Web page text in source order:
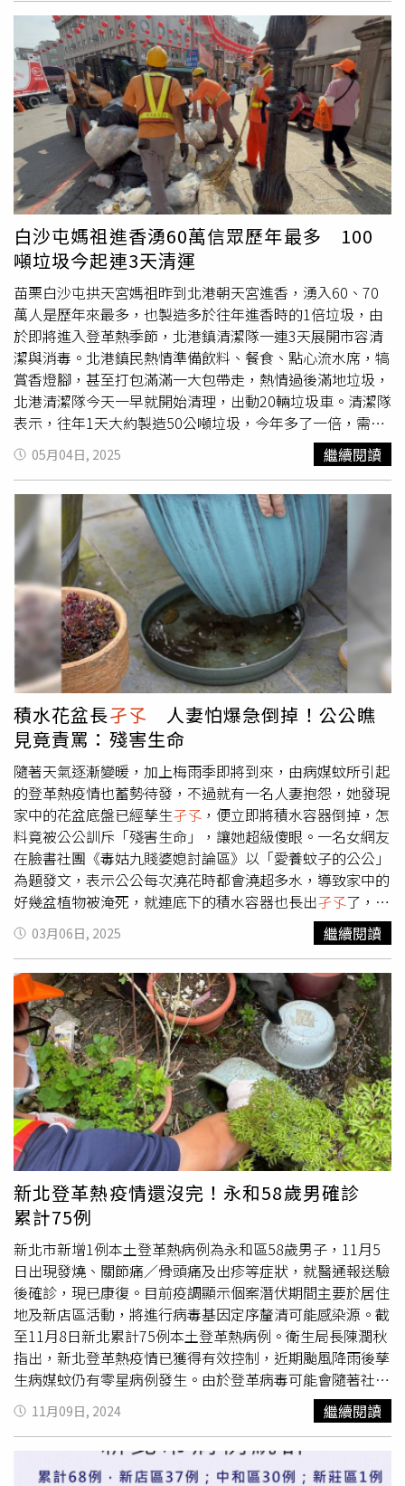
67張罰單。台南市登革熱防治中心今邀集疾病管制署南區管
制中心及國家衛生研究院專家，會同中西區區長、公所人
員、環保局同仁、里長前往西賢里聯合巡查，釐清「蚊子大
爆發」源頭，經國衛院調查禍首是鹹水家蚊，並非可傳播登
革熱病毒的埃及斑蚊或白線斑蚊。登防中心表示，家蚊與登
革熱病媒蚊斑蚊習性不同，晚上出沒叮咬的蚊子通常為熱帶
家蚊，多棲息在不流動的下水道或水溝，只要保持下水道暢
通即可防治熱帶家蚊，故定期清理溝內阻塞物並保持水流暢
通，即可大幅度減少熱帶家蚊的孳生機會。而登革熱病媒蚊
「埃及斑蚊」或「白線斑蚊」，腳上有明顯白色斑蚊俗稱
「花腳蚊」，多於白天活動，斑蚊在白天吸血，以早上9至
10時及下午4、5時為吸血高峰，斑蚊喜於乾淨積水容器及
積水處產卵，主要孳生於人工容器，包括花瓶、花盆底盤、
水桶、廢輪胎、地下室及其他各種可積水容器。國家衛生研
究院黃旌集博士解釋，鹹水家蚊幼蟲喜孳生於陽光充足的海
濱鹹水棲息地，如沿海紅樹林、沼澤和潮汐沼澤，尤其是是
被垃圾汙染的地方，包括水坑、岩池、池塘、船上的積水以
及靠近人口稠密的沿海地區一些較小的垃圾容器（如罐
子），建議該地區持續進行環境管理，雌性鹹水家蚊可整夜
叮咬，吸血高峰期在晚上7、8點間。目前全國登革熱境外移
入個案已達51例，台南有2例。市長黃偉哲強調，不論家蚊
或斑蚊，防治方式就是清除積水容器及積水處，讓蚊子無處
產卵繁殖，避免孳生孑孓。
白沙屯媽祖進香湧60萬信眾歷年最多 100
噸垃圾今起連3天清運
苗栗白沙屯拱天宮媽祖昨到北港朝天宮進香，湧入60、70
萬人是歷年來最多，也製造多於往年進香時的1倍垃圾，由
於即將進入登革熱季節，北港鎮清潔隊一連3天展開市容清
潔與消毒。北港鎮民熱情準備飲料、餐食、點心流水席，犒
賞香燈腳，甚至打包滿滿一大包帶走，熱情過後滿地垃圾，
北港清潔隊今天一早就開始清理，出動20輛垃圾車。清潔隊
表示，往年1天大約製造50公噸垃圾，今年多了一倍，需3
天才能完成清理。根據國衛院病媒蚊監測，4月17日、22日
共榮里的積水容器有病媒蚊埃及斑蚊
，東陽里24日的平
均卵數527顆，陽性率60％。北港鎮長蕭美文表示，4月底
時已針對朝天宮周邊15里進行病媒蚊消毒工作，待3天市容
清掃完成後，將會盡速展開病媒蚊清消工作。
05月04日, 2025 繼續閱讀
積水花盆長孑孓 人妻怕爆急倒掉！公公瞧
見竟責罵：殘害生命
隨著天氣逐漸變暖，加上梅雨季即將到來，由病媒蚊所引起
的登革熱疫情也蓄勢待發，不過就有一名人妻抱怨，她發現
家中的花盆底盤已經孳生孑孓 ，便立即將積水容器倒掉，怎
料竟被公公訓斥「殘害生命」，讓她超級傻眼。一名女網友
在臉書社團《毒姑九賤婆媳討論區》以「愛養蚊子的公公」
為題發文，表示公公每次澆花時都會澆超多水，導致家中的
好幾盆植物被淹死，就連底下的積水容器也長出孑孓了，
「好幾次我發現長蚊子幼蟲扭來扭去很噁心，我拿去倒掉還
被唸，說我殘害生命。」原PO透露，在風水學上，若家中
有一灘死水孳生蚊蟲會對居住者產生不良影響，也難怪公公
經常生病，氣憤直呼「希望他這麼愛蚊子，長出來的蚊子都
去咬他就好，不要來咬我，不然我又要打死蚊子被唸殺生
了。」貼文曝光後，網友紛紛留言回覆，「怎麼這麼多討厭
的公公啊！」、「孑孓全部收集起來裝一個小盆子，然後整
盆都放到公公房間，讓他好好鑽研不殘殺生命的真諦」、
「要是我一定立馬搬，我超討厭蚊子的」、「蚊子是傳播病
媒的來源，小心登革熱。」另外也有人建議，「請環保局來
開罰單就會改變了」、「罰款就會乖了」、「打電話給環保
局，抓到孑孓
立馬開單，要是白線和埃及送他個紅單下次就
不敢了，跟誰過不去都不會跟錢過不去。」
03月06日, 2025 繼續閱讀
新北登革熱疫情還沒完！永和58歲男確診
累計75例
新北市新增1例本土登革熱病例為永和區58歲男子，11月5
日出現發燒、關節痛／骨頭痛及出疹等症狀，就醫通報送驗
後確診，現已康復。目前疫調顯示個案潛伏期間主要於居住
地及新店區活動，將進行病毒基因定序釐清可能感染源。截
至11月8日新北累計75例本土登革熱病例。衛生局長陳潤秋
指出，新北登革熱疫情已獲得有效控制，近期颱風降雨後孳
生病媒蚊仍有零星病例發生。由於登革病毒可能會隨著社區
中無症狀或潛伏感染者移動，只要周遭環境有病媒蚊，就會
透過叮咬再傳播給其他人，只有落實清除積水容器不養蚊，
才能避免登革熱的發生。市府團隊持續加強巡查社區，一旦
發現積水容器孳生孑孓則依傳染病防治法第70條裁罰3000
11月09日, 2024 繼續閱讀